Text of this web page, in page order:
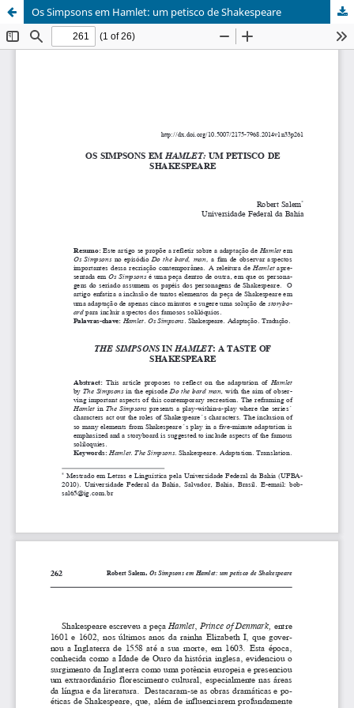
Os Simpsons em Hamlet: um petisco de Shakespeare